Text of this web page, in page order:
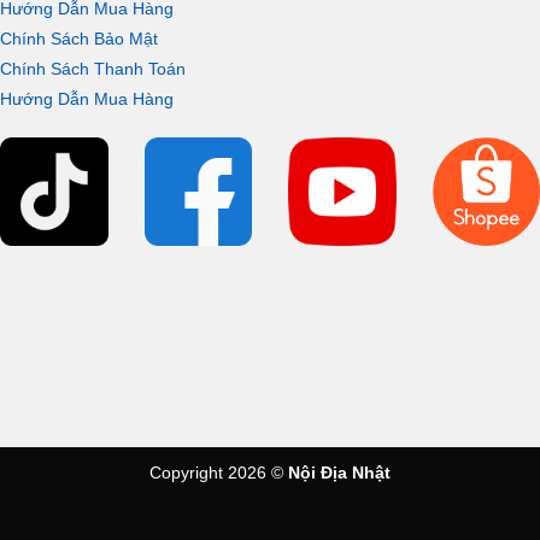
TOTO TMN40TJđược trang bị công tắc cảm ứng khác biệt
hẳn so với các mẫu sen tắm thông thường. Nó giúp cho phép
mở và khoá dòng nước một cách dễ dàng và thuận tiện dành
cho người dùng.
Hướng Dẫn Mua Hàng
Chính Sách Bảo Mật
Chính Sách Thanh Toán
Hướng Dẫn Mua Hàng
Copyright 2026 © Nội Địa Nhật